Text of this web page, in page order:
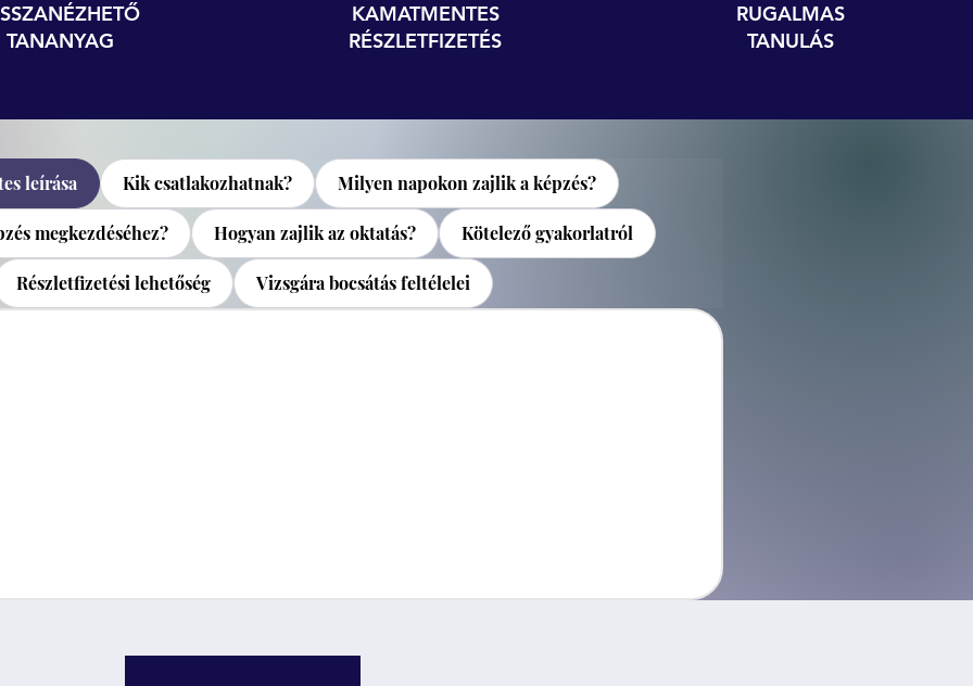
TANANYAG
KAMATMENTES
RÉSZLETFIZETÉS
RUGALMAS
TANULÁS
leírása Kik csatlakozhatnak? Milyen napokon zajlik a képzés?
megkezdéséhez? Hogyan zajlik az oktatás? Kötelező gyakorlatról
Részletfizetési lehetőség Vizsgára bocsátás feltélelei